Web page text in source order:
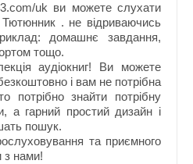
uk ви можете слухати
Тютюнник . не відриваючись
домашнє завдання,
тощо.
аудіокниг! Ви можете
і вам не потрібна
потрібно знайти потрібну
а гарний простий дизайн і
пошук.
та приємного
з нами!